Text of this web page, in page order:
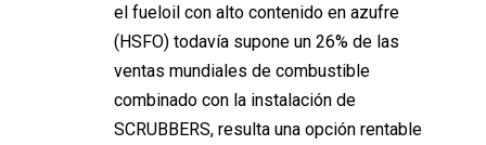
el fueloil con alto contenido en azufre
(HSFO) todavía supone un 26% de las
ventas mundiales de combustible
combinado con la instalación de
SCRUBBERS, resulta una opción rentable